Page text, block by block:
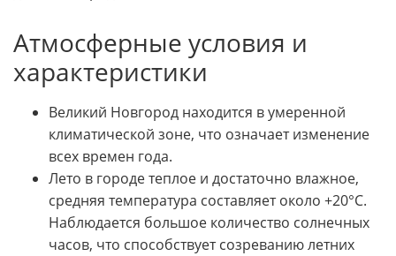
Атмосферные условия и
характеристики
Великий Новгород находится в умеренной
климатической зоне, что означает изменение
всех времен года.
Лето в городе теплое и достаточно влажное,
средняя температура составляет около +20°C.
Наблюдается большое количество солнечных
часов, что способствует созреванию летних